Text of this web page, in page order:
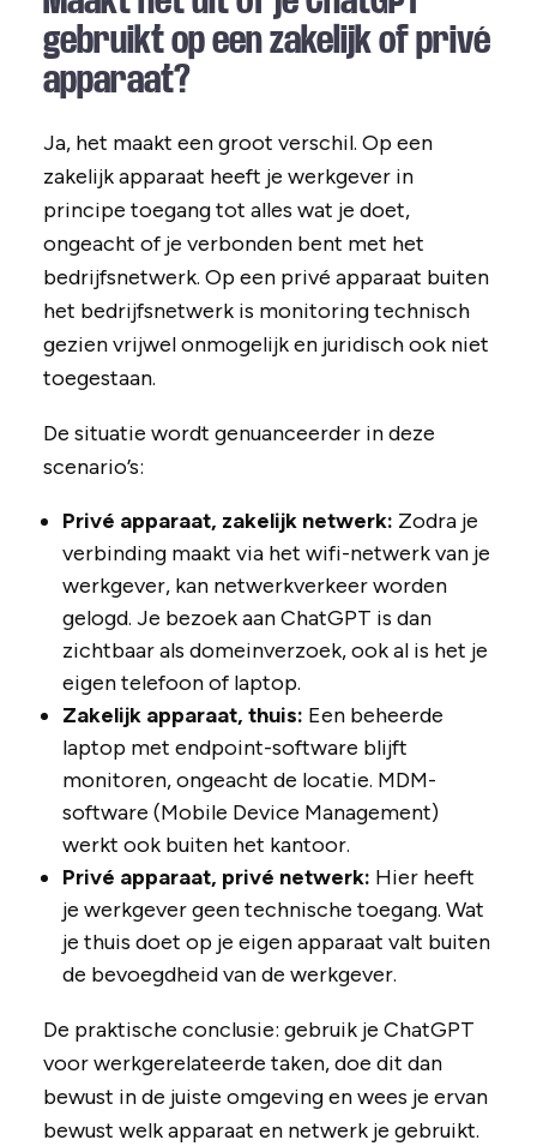
gebruikt op een zakelijk of privé
apparaat?
Ja, het maakt een groot verschil. Op een
zakelijk apparaat heeft je werkgever in
principe toegang tot alles wat je doet,
ongeacht of je verbonden bent met het
bedrijfsnetwerk. Op een privé apparaat buiten
het bedrijfsnetwerk is monitoring technisch
gezien vrijwel onmogelijk en juridisch ook niet
toegestaan.
De situatie wordt genuanceerder in deze
scenario’s:
Privé apparaat, zakelijk netwerk: Zodra je
verbinding maakt via het wifi-netwerk van je
werkgever, kan netwerkverkeer worden
gelogd. Je bezoek aan ChatGPT is dan
zichtbaar als domeinverzoek, ook al is het je
eigen telefoon of laptop.
Zakelijk apparaat, thuis: Een beheerde
laptop met endpoint-software blijft
monitoren, ongeacht de locatie. MDM-
software (Mobile Device Management)
werkt ook buiten het kantoor.
Privé apparaat, privé netwerk: Hier heeft
je werkgever geen technische toegang. Wat
je thuis doet op je eigen apparaat valt buiten
de bevoegdheid van de werkgever.
De praktische conclusie: gebruik je ChatGPT
voor werkgerelateerde taken, doe dit dan
bewust in de juiste omgeving en wees je ervan
bewust welk apparaat en netwerk je gebruikt.